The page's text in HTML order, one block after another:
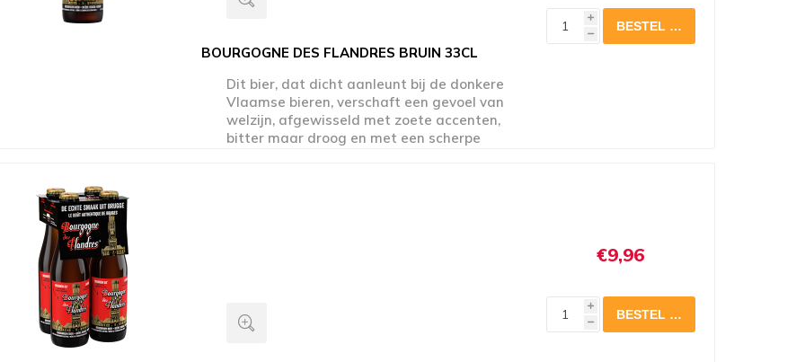
BOURGOGNE DES FLANDRES BRUIN 33CL
Dit bier, dat dicht aanleunt bij de donkere
Vlaamse bieren, verschaft een gevoel van
welzijn, afgewisseld met zoete accenten,
bitter maar droog en met een scherpe
i
h
€9,96
i
h